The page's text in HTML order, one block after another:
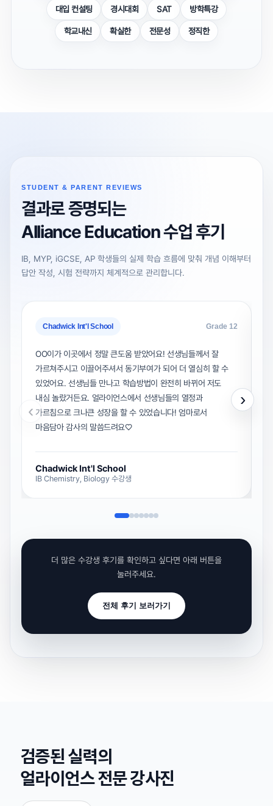
대입 컨설팅 경시대회 SAT 방학특강
학교내신 확실한 전문성 정직한
STUDENT & PARENT REVIEWS
결과로 증명되는
Alliance Education 수업 후기
IB, MYP, iGCSE, AP 학생들의 실제 학습 흐름에 맞춰 개념 이해부터
답안 작성, 시험 전략까지 체계적으로 관리합니다.
‹
Chadwick Int'l School Grade 12
OO이가 이곳에서 정말 큰도움 받았어요! 선생님들께서 잘
가르쳐주시고 이끌어주셔서 동기부여가 되어 더 열심히 할 수
있었어요. 선생님들 만나고 학습방법이 완전히 바뀌어 저도
내심 놀랐거든요. 얼라이언스에서 선생님들의 열정과
가르침으로 크나큰 성장을 할 수 있었습니다! 엄마로서
마음담아 감사의 말씀드려요♡
Chadwick Int'l School
IB Chemistry, Biology 수강생
›
더 많은 수강생 후기를 확인하고 싶다면 아래 버튼을
눌러주세요.
전체 후기 보러가기
검증된 실력의
얼라이언스 전문 강사진